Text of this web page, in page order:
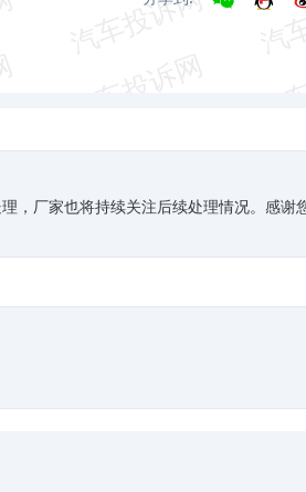
，厂家也将持续关注后续处理情况。感谢